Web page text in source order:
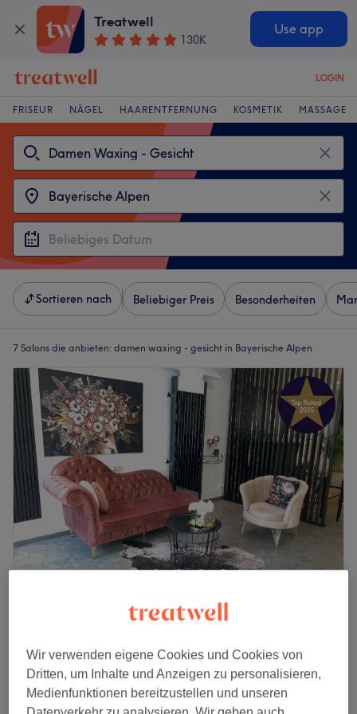
Treatwell
130K
Use app
LOGIN
FRISEUR NÄGEL HAARENTFERNUNG KOSMETIK MASSAGE
Sortieren nach Beliebiger Preis Besonderheiten
7 Salons die anbieten: damen waxing - gesicht in Bayerische Alpen
207 Bewertungen
Auf Karte anzeigen
Damen Waxing - Oberlippe
10 Min.
10 €
Wir verwenden eigene Cookies und Cookies von
Dritten, um Inhalte und Anzeigen zu personalisieren,
Medienfunktionen bereitzustellen und unseren